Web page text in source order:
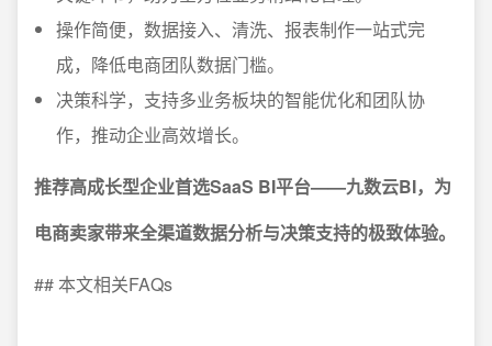
操作简便，数据接入、清洗、报表制作一站式完
成，降低电商团队数据门槛。
决策科学，支持多业务板块的智能优化和团队协
作，推动企业高效增长。
推荐高成长型企业首选SaaS BI平台——九数云BI，为
电商卖家带来全渠道数据分析与决策支持的极致体验。
## 本文相关FAQs